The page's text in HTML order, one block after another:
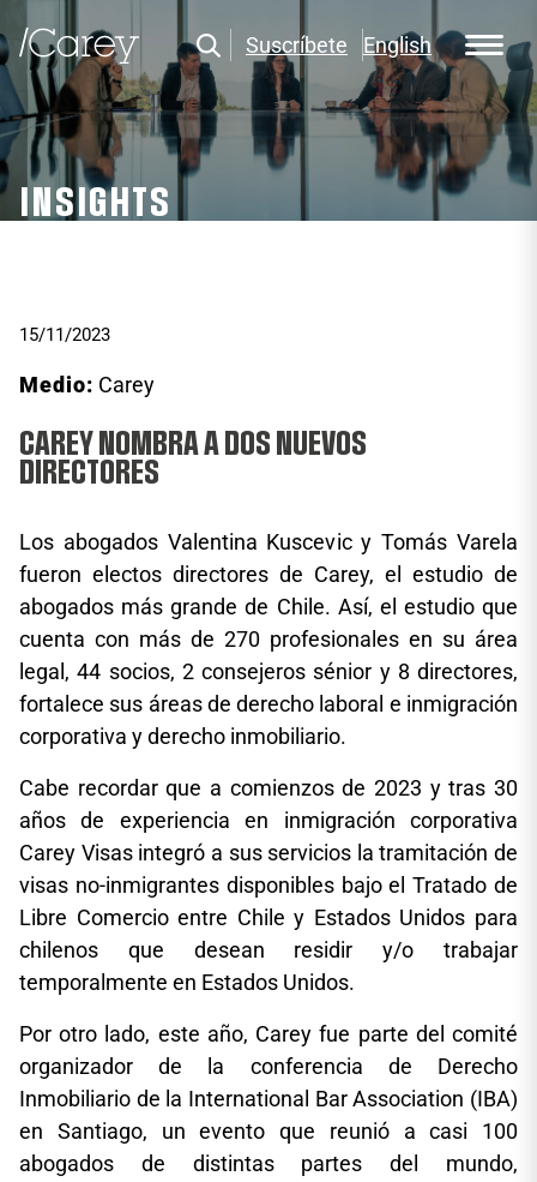
Suscríbete English
INSIGHTS
15/11/2023
Medio: Carey
CAREY NOMBRA A DOS NUEVOS
DIRECTORES
Los abogados Valentina Kuscevic y Tomás Varela
fueron electos directores de Carey, el estudio de
abogados más grande de Chile. Así, el estudio que
cuenta con más de 270 profesionales en su área
legal, 44 socios, 2 consejeros sénior y 8 directores,
fortalece sus áreas de derecho laboral e inmigración
corporativa y derecho inmobiliario.
Cabe recordar que a comienzos de 2023 y tras 30
años de experiencia en inmigración corporativa
Carey Visas integró a sus servicios la tramitación de
visas no-inmigrantes disponibles bajo el Tratado de
Libre Comercio entre Chile y Estados Unidos para
chilenos que desean residir y/o trabajar
temporalmente en Estados Unidos.
Por otro lado, este año, Carey fue parte del comité
organizador de la conferencia de Derecho
Inmobiliario de la International Bar Association (IBA)
en Santiago, un evento que reunió a casi 100
abogados de distintas partes del mundo,